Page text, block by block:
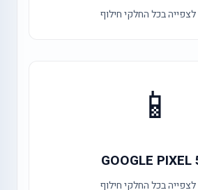
בכל החלקי חילוף
📱
GOOGLE PIXEL
בכל החלקי חילוף